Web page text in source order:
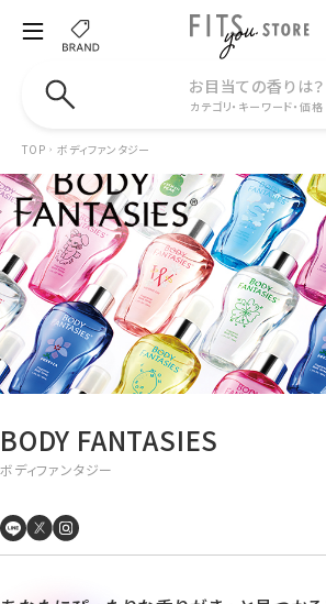
お目当ての香りは？
カテゴリ・キーワード・価格
TOP ボディファンタジー
BODY FANTASIES
ボディファンタジー